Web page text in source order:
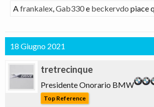
Afrankalex,Gab330e beckervdo piace
18 Giugno 2021
tretrecinque
Presidente Onorario BMW
Top Reference